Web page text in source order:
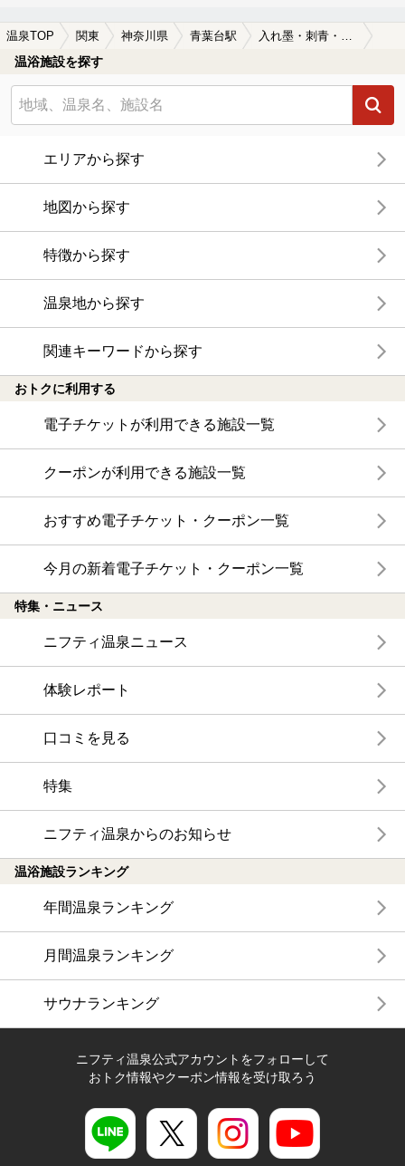
温泉TOP 関東 神奈川県 青葉台駅 入れ墨・刺青・タトゥーOKの青葉台駅近くの温泉、日帰り温泉、スーパー銭湯おすすめ
温浴施設を探す
エリアから探す
地図から探す
特徴から探す
温泉地から探す
関連キーワードから探す
おトクに利用する
電子チケットが利用できる施設一覧
クーポンが利用できる施設一覧
おすすめ電子チケット・クーポン一覧
今月の新着電子チケット・クーポン一覧
特集・ニュース
ニフティ温泉ニュース
体験レポート
口コミを見る
特集
ニフティ温泉からのお知らせ
温浴施設ランキング
年間温泉ランキング
月間温泉ランキング
サウナランキング
ニフティ温泉公式アカウントをフォローして
おトク情報やクーポン情報を受け取ろう